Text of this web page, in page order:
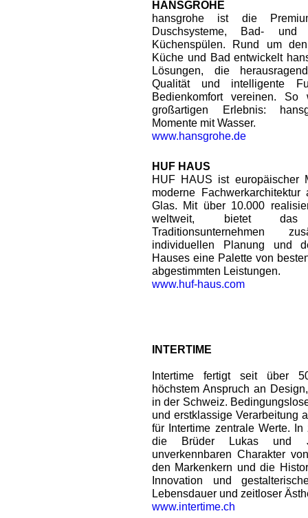
HANSGROHE
hansgrohe ist die
Duschsysteme, Bad- und
Küchenspülen. Rund um
Küche und Bad entwickelt
Lösungen, die
Qualität und intelligente
Bedienkomfort vereinen.
großartigen Erlebnis:
Momente mit Wasser.
www.hansgrohe.de
HUF HAUS
HUF HAUS ist europäischer
moderne
Glas. Mit über 10.000
weltweit, bietet das
Traditionsunternehmen
individuellen Planung und
Hauses eine Palette von
abgestimmten Leistungen.
www.huf-haus.com
INTERTIME
Intertime fertigt seit über
höchstem Anspruch an
in der Schweiz.
und erstklassige Verarbeitung
für Intertime zentrale Werte.
die Brüder Lukas und
unverkennbaren Charakter
den Markenkern und die
Innovation und
Lebensdauer und zeitloser
www.intertime.ch